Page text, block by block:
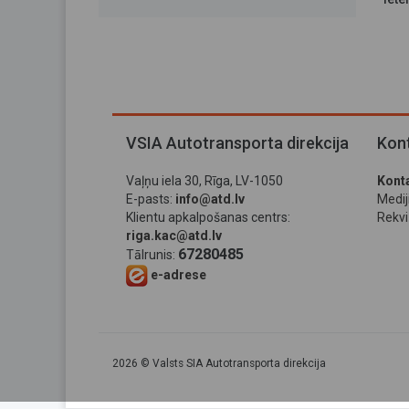
VSIA Autotransporta direkcija
Vaļņu iela 30, Rīga, LV-1050
E-pasts: info@atd.lv
Klientu apkalpošanas centrs:
riga.kac@atd.lv
Tālrunis: 67280485
e-adrese
2026 © Valsts SIA Autotransporta direkcija